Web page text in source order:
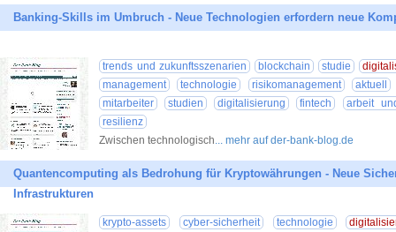
Banking-Skills im Umbruch - Neue Technologien erfordern neue
trends und zukunftsszenarien blockchain studie
management
technologie risikomanagement
aktuell
mitarbeiter
studien digitalisierung fintech
arbeit
resilienz
Zwischen technologisch... mehr auf der-bank-blog.de
Quantencomputing als Bedrohung für Kryptowährungen - Neue
Infrastrukturen
krypto-assets cyber-sicherheit technologie